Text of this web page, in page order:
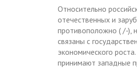
Относительно
отечественных и
противоположно ( /-),
связаны с
экономического
принимают западные